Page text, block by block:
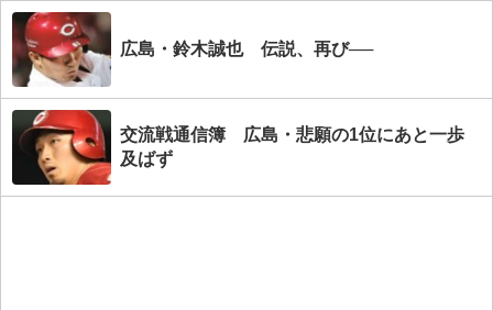
広島・鈴木誠也 伝説、再び──
交流戦通信簿 広島・悲願の1位にあと一歩
及ばず